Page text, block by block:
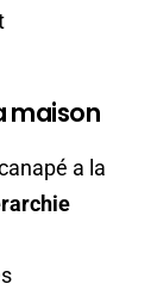
maison
a la